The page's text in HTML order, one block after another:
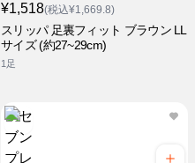
¥1,518(税込¥1,669.8)
スリッパ 足裏フィット ブラウン LL
サイズ (約27~29cm)
1足